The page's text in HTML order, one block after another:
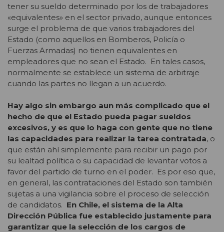
tener su sueldo determinado por los de trabajadores
«equivalentes» en el sector privado, aunque entonces
surge el problema de que varios trabajadores del
Estado (como aquellos en Bomberos, Policía o
Fuerzas Armadas) no tienen equivalentes en
empleadores que no sean el Estado. En tales casos,
normalmente se establece un sistema de arbitraje
cuando las partes no llegan a un acuerdo.
Hay algo sin embargo aun más complicado que el
hecho de que el Estado pueda pagar sueldos
excesivos, y es que lo haga con gente que no tiene
las capacidades para realizar la tarea contratada, o
que están ahí simplemente para recibir un pago por
su lealtad política o su capacidad de levantar votos a
favor del partido de turno en el poder. Es por eso que,
en general, las contrataciones del Estado son también
sujetas a una vigilancia sobre el proceso de selección
de candidatos. En Chile, el sistema de la Alta
Dirección Pública fue establecido justamente para
garantizar que la selección de los cargos de